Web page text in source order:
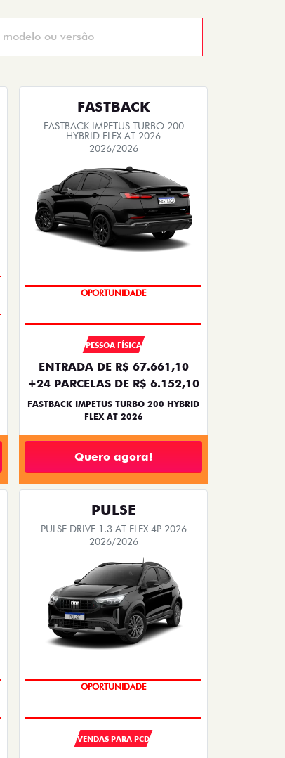
FASTBACK
FASTBACK IMPETUS TURBO 200
HYBRID FLEX AT 2026
2026/2026
PESSOA FÍSICA
ENTRADA DE R$ 67.661,10
+24 PARCELAS DE R$ 6.152,10
FASTBACK IMPETUS TURBO 200 HYBRID
FLEX AT 2026
Quero agora!
PULSE
PULSE DRIVE 1.3 AT FLEX 4P 2026
2026/2026
OPORTUNIDADE
VENDAS PARA PCD